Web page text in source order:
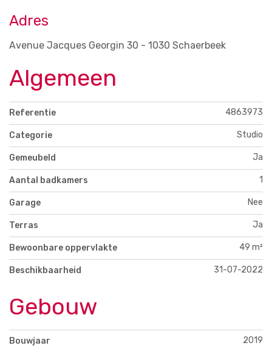
Adres
Avenue Jacques Georgin 30 - 1030 Schaerbeek
Algemeen
Referentie 4863973
Categorie Studio
Gemeubeld Ja
Aantal badkamers 1
Garage Nee
Terras Ja
Bewoonbare oppervlakte 49 m²
Beschikbaarheid 31-07-2022
Gebouw
Bouwjaar 2019